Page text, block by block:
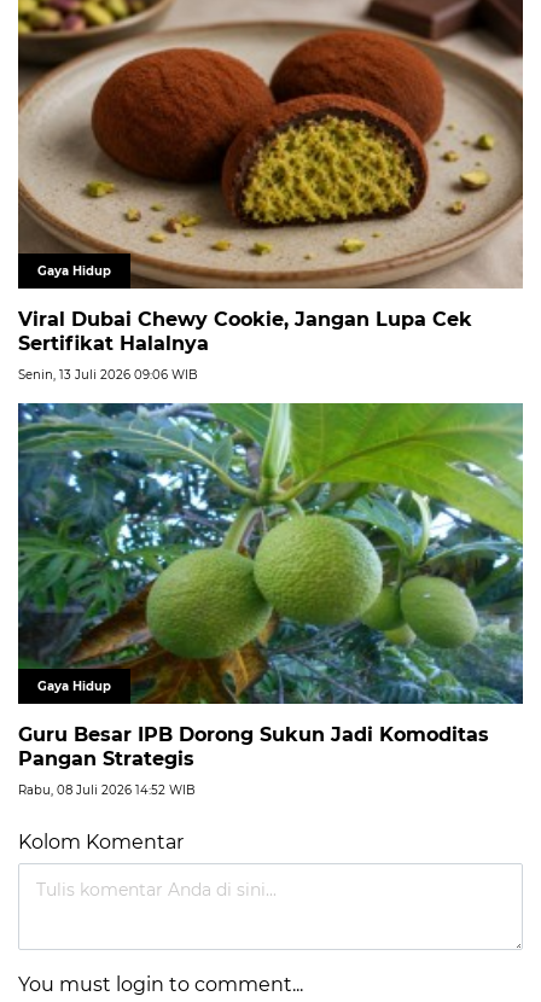
Gaya Hidup
Viral Dubai Chewy Cookie, Jangan Lupa Cek
Sertifikat Halalnya
Senin, 13 Juli 2026 09:06 WIB
Gaya Hidup
Guru Besar IPB Dorong Sukun Jadi Komoditas
Pangan Strategis
Rabu, 08 Juli 2026 14:52 WIB
Kolom Komentar
You must login to comment...